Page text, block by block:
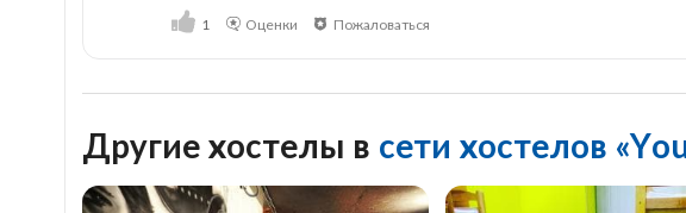
1 Оценки Пожаловаться
Другие хостелы в сети хостелов